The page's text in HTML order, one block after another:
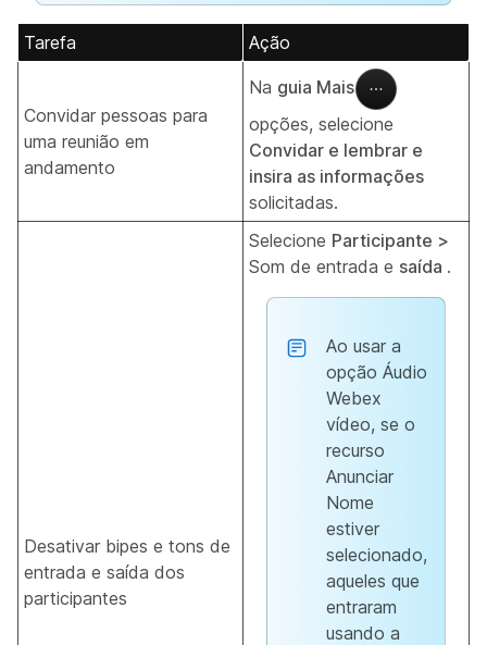
Tarefa Ação
Convidar pessoas para
uma reunião em
andamento
Na guia Mais
opções, selecione
Convidar e lembrar e
insira as informações
solicitadas.
Desativar bipes e tons de
entrada e saída dos
participantes
Selecione Participante >
Som de entrada e saída .
Ao usar a
opção Áudio
Webex
vídeo, se o
recurso
Anunciar
Nome
estiver
selecionado,
aqueles que
entraram
usando a